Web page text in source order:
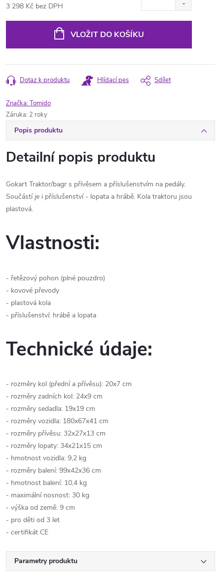
3 298 Kč bez DPH
VLOŽIT DO KOŠÍKU
Dotaz k produktu Hlídací pes Sdílet
Značka:Tomido
Záruka: 2 roky
Popis produktu
Detailní popis produktu
Gokart Traktor/bagr s přívěsem a příslušenstvím na pedály.
Součástí je i příslušenství - lopata a hrábě. Kola traktoru jsou
plastová.
Vlastnosti:
- řetězový pohon (plné pouzdro)
- kovové převody
- plastová kola
- příslušenství: hrábě a lopata
Technické údaje:
- rozměry kol (přední a přívěsu): 20x7 cm
- rozměry zadních kol: 24x9 cm
- rozměry sedadla: 19x19 cm
- rozměry vozidla: 180x67x41 cm
- rozměry přívěsu: 32x27x13 cm
- rozměry lopaty: 34x21x15 cm
- hmotnost vozidla: 9,2 kg
- rozměry balení: 99x42x36 cm
- hmotnost balení: 10,4 kg
- maximální nosnost: 30 kg
- výška od země: 9 cm
- pro děti od 3 let
- certifikát CE
Parametry produktu